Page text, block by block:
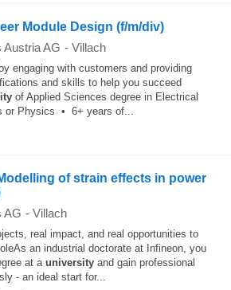
Module Design (f/m/div)
Austria AG - Villach
engaging with customers and providing
and skills to help you succeed
of Applied Sciences degree in Electrical
or Physics • 6+ years of...
of strain effects in power
AG - Villach
real impact, and real opportunities to
an industrial doctorate at Infineon, you
at a university and gain professional
- an ideal start for...